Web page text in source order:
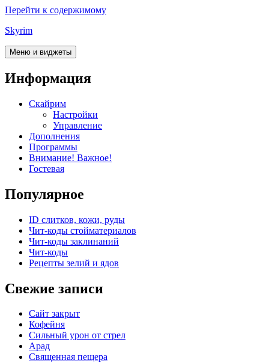
Перейти к содержимому
Skyrim
Меню и виджеты
Информация
Скайрим
Настройки
Управление
Дополнения
Программы
Внимание! Важное!
Гостевая
Популярное
ID слитков, кожи, руды
Чит-коды стойматериалов
Чит-коды заклинаний
Чит-коды
Рецепты зелий и ядов
Свежие записи
Сайт закрыт
Кофейня
Cильный урон от стрел
Арад
Священная пещера